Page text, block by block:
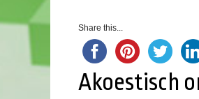
Share this...
Akoestisch